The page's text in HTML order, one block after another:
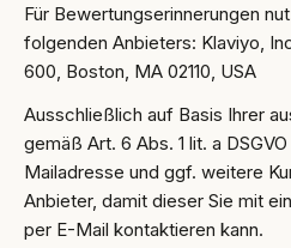
Für Bewertungserinnerungen
folgenden Anbieters: Klaviyo,
600, Boston, MA 02110, USA
Ausschließlich auf Basis Ihrer
gemäß Art. 6 Abs. 1 lit. a
Mailadresse und ggf. weitere
Anbieter, damit dieser Sie mit
per E-Mail kontaktieren kann.